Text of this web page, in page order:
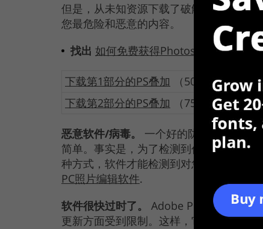
但是，从未知资源下载了破解版的
您最危险和恶意的内容。
找出 如何免费获得Photoshop合法地
下载第1部分的PS叠加 （507 KB）
下载第2部分的PS叠加 （751 KB）
恶意软件/病毒。
一个好的防病毒程序并
简单。事实是，为了检测到任何威胁，
种方式，软件才能检测到对您PC的威胁
PC照片编辑软件.
软件很快过时了。
Adobe Photoshop
更新方面受到限制。这样，它将不会收